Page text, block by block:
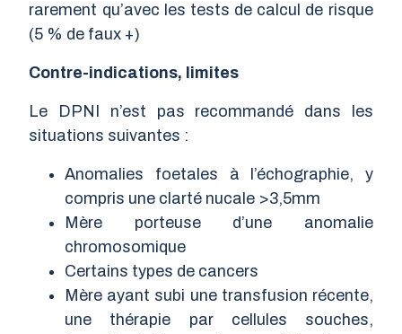
rarement qu’avec les tests de calcul de risque
(5 % de faux +)
Contre-indications, limites
Le DPNI n’est pas recommandé dans les
situations suivantes :
Anomalies foetales à l’échographie, y
compris une clarté nucale >3,5mm
Mère porteuse d’une anomalie
chromosomique
Certains types de cancers
Mère ayant subi une transfusion récente,
une thérapie par cellules souches,